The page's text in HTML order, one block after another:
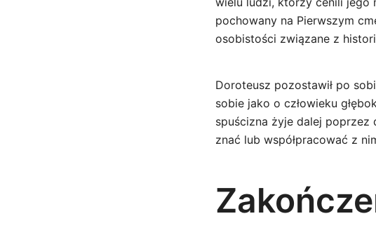
pochowany na Pierwszym
osobistości związane z
Doroteusz pozostawił po
sobie jako o człowieku
spuścizna żyje dalej poprzez
znać lub współpracować z